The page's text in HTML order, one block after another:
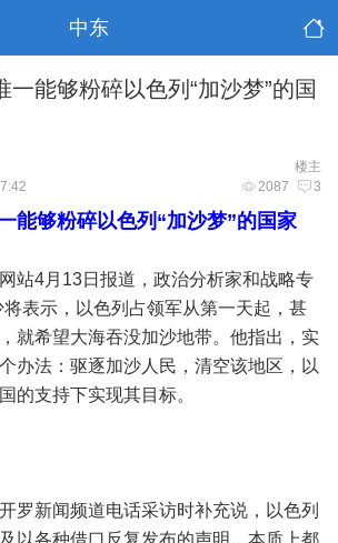
中东
一能够粉碎以色列“加沙梦”的国
楼主
2087 3
能够粉碎以色列“加沙梦”的国家
站4月13日报道，政治分析家和战略专
将表示，以色列占领军从第一天起，甚
就希望大海吞没加沙地带。他指出，实
办法：驱逐加沙人民，清空该地区，以
的支持下实现其目标。
罗新闻频道电话采访时补充说，以色列
以各种借口反复发布的声明，本质上都